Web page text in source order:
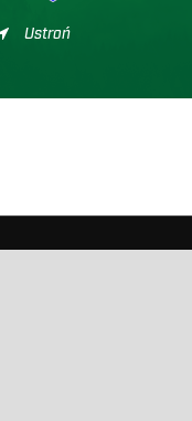
Ustroń